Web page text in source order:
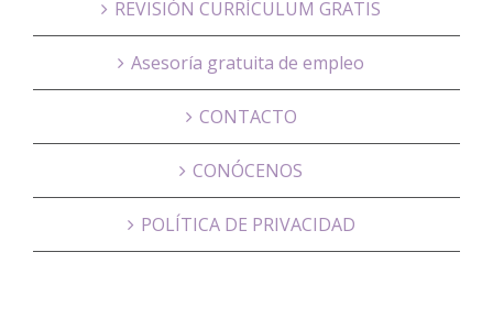
REVISIÓN CURRÍCULUM GRATIS
Asesoría gratuita de empleo
CONTACTO
CONÓCENOS
POLÍTICA DE PRIVACIDAD